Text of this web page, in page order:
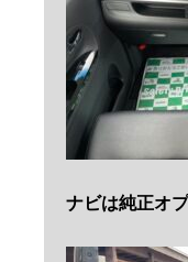
ナビは純正オ